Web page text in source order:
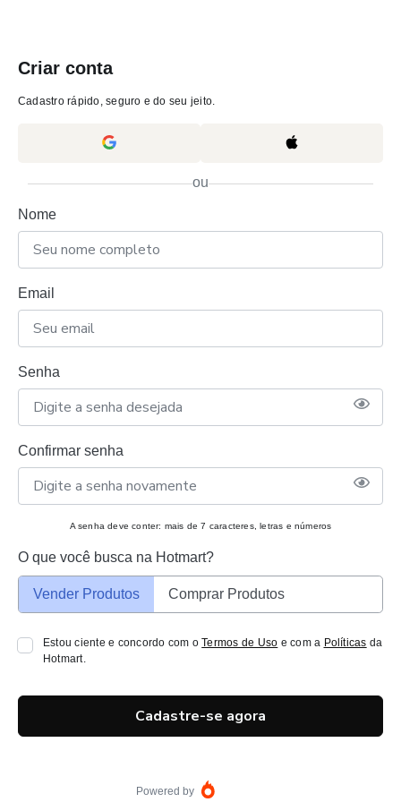
Criar conta
Cadastro rápido, seguro e do seu jeito.
ou
Nome
Email
Senha
Confirmar senha
A senha deve conter: mais de 7 caracteres, letras e números
O que você busca na Hotmart?
Vender Produtos Comprar Produtos
Estou ciente e concordo com oTermos de Uso e com a Políticas da
Hotmart.
Cadastre-se agora
Powered by